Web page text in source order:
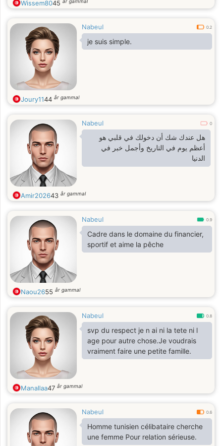
Wissem8045
Nabeul 0.2
je suis simple.
Joury1144 år gammal
Nabeul 0
هل عندك شك أن دخولك في قلبي هو
أعظم يوم في التاريخ وأجمل خبر في
الدنيا
Amir202643 år gammal
Nabeul 0.9
Cadre dans le domaine du financier,
sportif et aime la pêche
Naou2655 år gammal
Nabeul 0.8
svp du respect je n ai ni la tete ni l
age pour autre chose.Je voudrais
vraiment faire une petite famille.
Manallaa47 år gammal
Nabeul 0.6
Homme tunisien célibataire cherche
une femme Pour relation sérieuse.